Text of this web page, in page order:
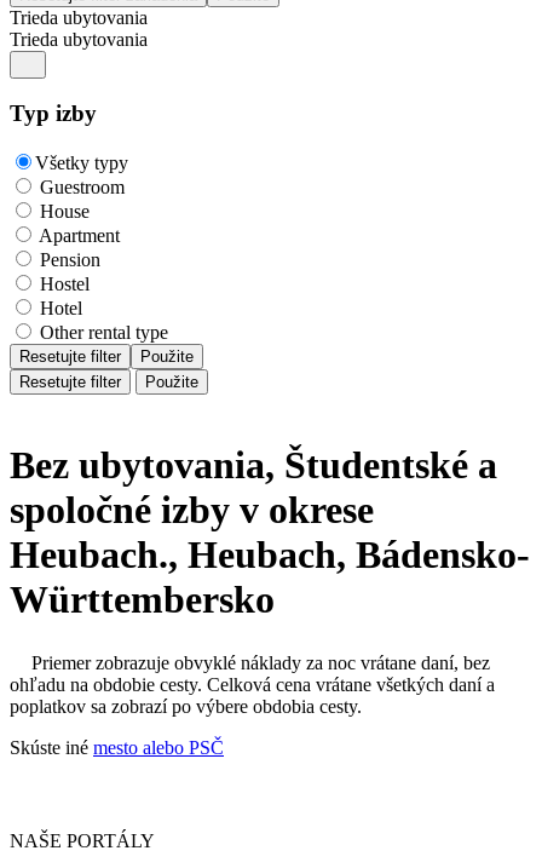
Trieda ubytovania
Trieda ubytovania
Typ izby
Všetky typy
Guestroom
House
Apartment
Pension
Hostel
Hotel
Other rental type
Resetujte filter
Použite
Resetujte filter
Použite
Bez ubytovania, Študentské a
spoločné izby v okrese
Heubach., Heubach, Bádensko-
Württembersko
Priemer zobrazuje obvyklé náklady za noc vrátane daní, bez
ohľadu na obdobie cesty. Celková cena vrátane všetkých daní a
poplatkov sa zobrazí po výbere obdobia cesty.
Skúste iné mesto alebo PSČ
NAŠE PORTÁLY